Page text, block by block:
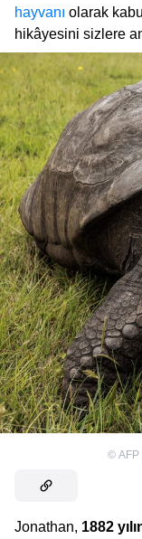
hayvanı olarak
hikâyesini sizlere
© AFP
Jonathan, 1882